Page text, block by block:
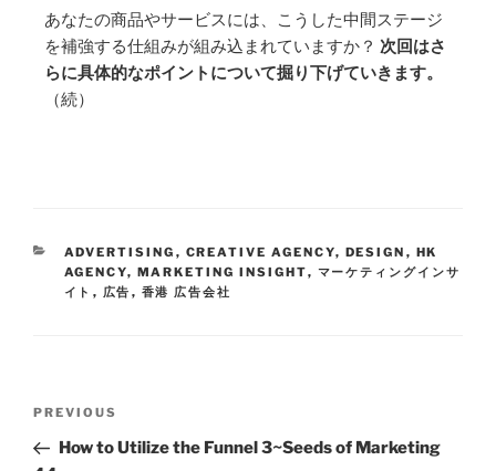
あなたの商品やサービスには、こうした中間ステージ
を補強する仕組みが組み込まれていますか？ 次回はさ
らに具体的なポイントについて掘り下げていきます。
（続）
ADVERTISING , CREATIVE AGENCY, DESIGN , HK
AGENCY, MARKETING INSIGHT, マーケティングインサ
イト , 広告 , 香港 広告会社
PREVIOUS
How to Utilize the Funnel 3~Seeds of Marketing